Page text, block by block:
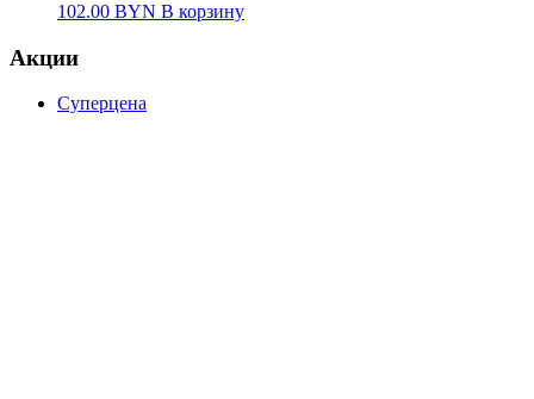
102.00 BYN В корзину
Акции
Суперцена